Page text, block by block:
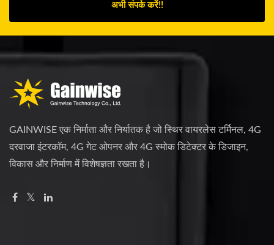
अभी संपर्क करें!!
GAINWISE एक निर्माता और निर्यातक है जो स्थिर वायरलेस टर्मिनल, 4G
दरवाजा इंटरकॉम, 4G गेट ओपनर और 4G स्मोक डिटेक्टर के डिजाइन,
विकास और निर्माण में विशेषज्ञता रखता है।